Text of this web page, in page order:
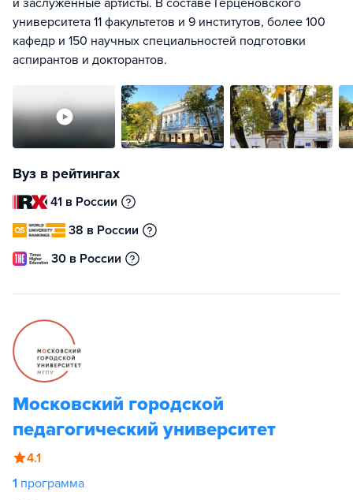
и заслуженные артисты. В составе Герценовского
университета 11 факультетов и 9 институтов, более 100
кафедр и 150 научных специальностей подготовки
аспирантов и докторантов.
Вуз в рейтингах
41 в России
38 в России
30 в России
Московский городской
педагогический университет
4.1
1 программа